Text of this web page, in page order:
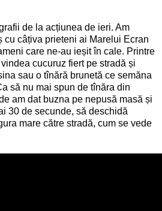
de la acțiunea de ieri. Am
cu câțiva prieteni ai Marelui Ecran
care ne-au ieșit în cale. Printre
cucuruz fiert pe stradă și
sau o tînără brunetă ce semăna
să nu mai spun de tînăra din
am dat buzna pe nepusă masă și
30 de secunde, să deschidă
mare către stradă, cum se vede